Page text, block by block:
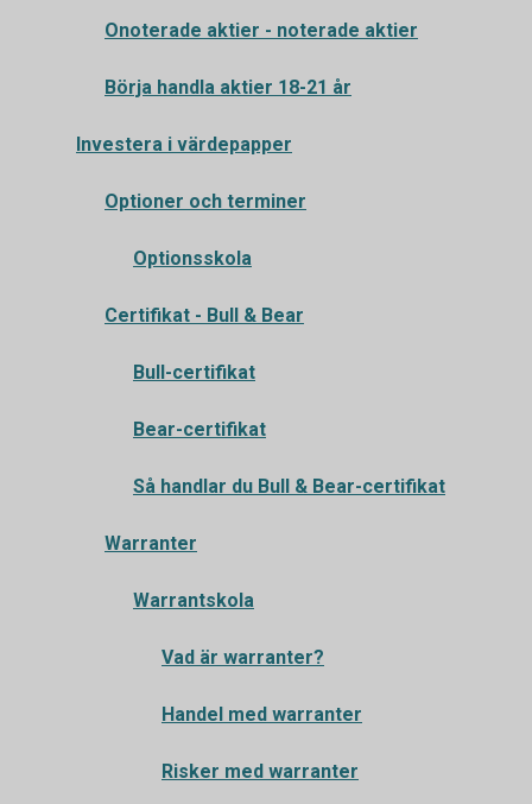
Onoterade aktier - noterade aktier
Börja handla aktier 18-21 år
Investera i värdepapper
Optioner och terminer
Optionsskola
Certifikat - Bull & Bear
Bull-certifikat
Bear-certifikat
Så handlar du Bull & Bear-certifikat
Warranter
Warrantskola
Vad är warranter?
Handel med warranter
Risker med warranter